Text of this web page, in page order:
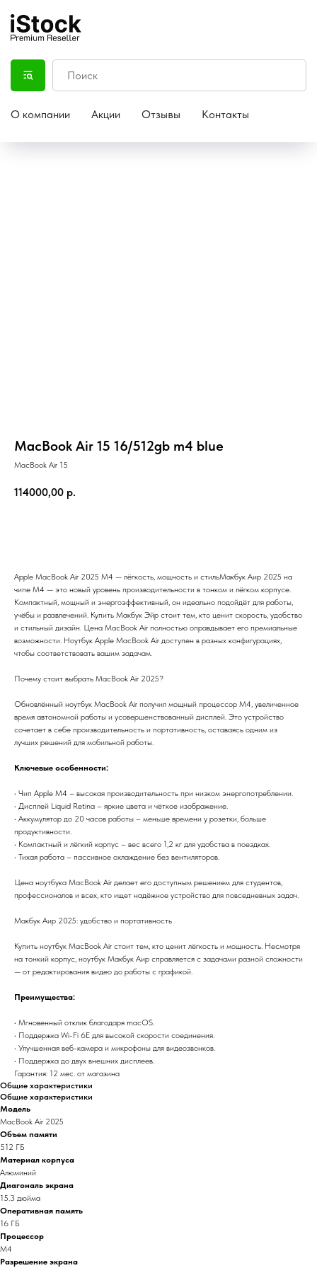
О компании Акции Отзывы Контакты
MacBook Air 15 16/512gb m4 blue
MacBook Air 15
114000,00 р.
Apple MacBook Air 2025 M4 — лёгкость, мощность и стильМакбук Аир 2025 на
чипе M4 — это новый уровень производительности в тонком и лёгком корпусе.
Компактный, мощный и энергоэффективный, он идеально подойдёт для работы,
учёбы и развлечений. Купить Макбук Эйр стоит тем, кто ценит скорость, удобство
и стильный дизайн. Цена MacBook Air полностью оправдывает его премиальные
возможности. Ноутбук Apple MacBook Air доступен в разных конфигурациях,
чтобы соответствовать вашим задачам.
Почему стоит выбрать MacBook Air 2025?
Обновлённый ноутбук MacBook Air получил мощный процессор M4, увеличенное
время автономной работы и усовершенствованный дисплей. Это устройство
сочетает в себе производительность и портативность, оставаясь одним из
лучших решений для мобильной работы.
Ключевые особенности:
• Чип Apple M4 – высокая производительность при низком энергопотреблении.
• Дисплей Liquid Retina – яркие цвета и чёткое изображение.
• Аккумулятор до 20 часов работы – меньше времени у розетки, больше
продуктивности.
• Компактный и лёгкий корпус – вес всего 1,2 кг для удобства в поездках.
• Тихая работа – пассивное охлаждение без вентиляторов.
Цена ноутбука MacBook Air делает его доступным решением для студентов,
профессионалов и всех, кто ищет надёжное устройство для повседневных задач.
Макбук Аир 2025: удобство и портативность
Купить ноутбук MacBook Air стоит тем, кто ценит лёгкость и мощность. Несмотря
на тонкий корпус, ноутбук Макбук Аир справляется с задачами разной сложности
— от редактирования видео до работы с графикой.
Преимущества:
• Мгновенный отклик благодаря macOS.
• Поддержка Wi-Fi 6E для высокой скорости соединения.
• Улучшенная веб-камера и микрофоны для видеозвонков.
• Поддержка до двух внешних дисплеев.
Гарантия: 12 мес. от магазина
Общие характеристики
Общие характеристики
Модель
MacBook Air 2025
Объем памяти
512 ГБ
Материал корпуса
Алюминий
Диагональ экрана
15.3 дюйма
Оперативная память
16 ГБ
Процессор
M4
Разрешение экрана